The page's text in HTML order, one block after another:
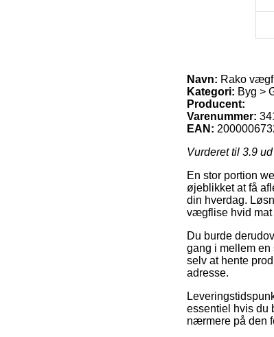
Navn: Rako
Kategori: Byg >
Producent:
Varenummer:
EAN:
Vurderet til 3.9
En stor portion
øjeblikket at få
din hverdag.
vægflise hvid mat
Du burde
gang i mellem
selv at hente
adresse.
essentiel hvis du
nærmere på den